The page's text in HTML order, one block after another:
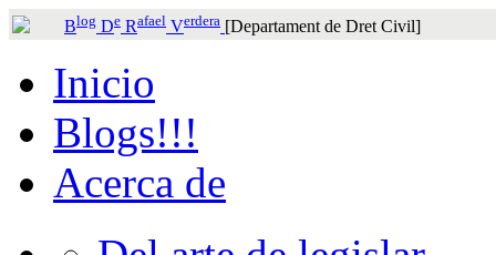
Blog De Rafael Verdera [Departament de Dret Civil]
Inicio
Blogs!!!
Acerca de